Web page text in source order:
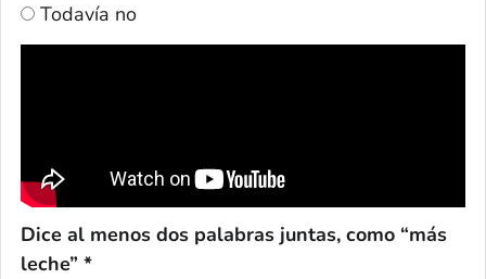
Todavía no
Dice al menos dos palabras juntas, como “más
leche” *